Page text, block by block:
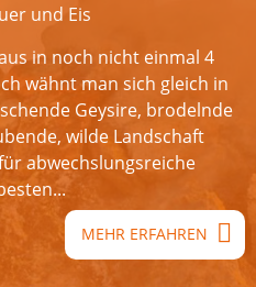
und Eis
in noch nicht einmal 4
wähnt man sich gleich in
Geysire, brodelnde
wilde Landschaft
abwechslungsreiche
MEHR ERFAHREN